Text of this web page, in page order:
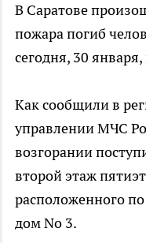
В Саратове
пожара погиб
сегодня, 30
Как сообщили в
управлении МЧС
возгорании
второй этаж
расположенного
дом No 3.